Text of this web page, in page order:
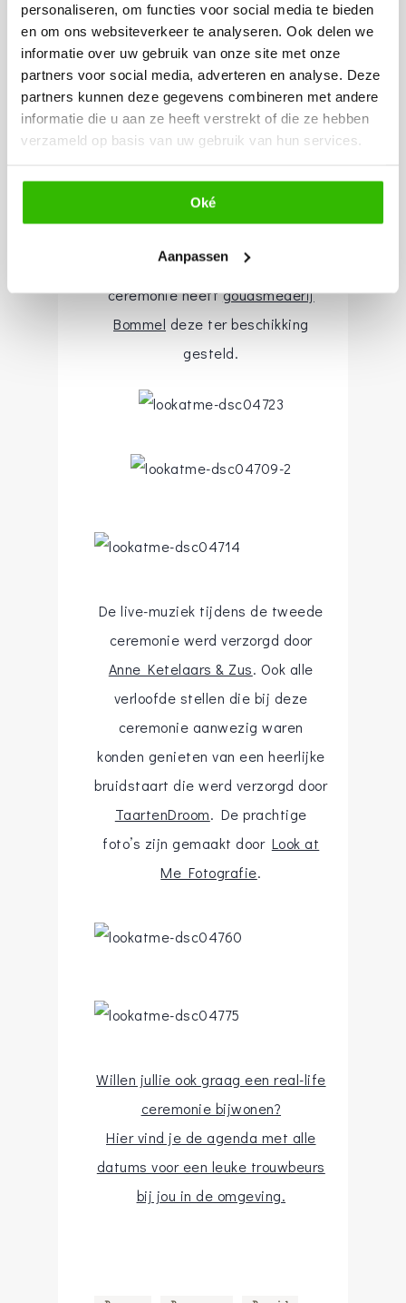
personaliseren, om functies voor social media te bieden
en om ons websiteverkeer te analyseren. Ook delen we
informatie over uw gebruik van onze site met onze
partners voor social media, adverteren en analyse. Deze
partners kunnen deze gegevens combineren met andere
informatie die u aan ze heeft verstrekt of die ze hebben
verzameld op basis van uw gebruik van hun services.
Oké
Aanpassen
gedaan door bruids- en
beautysalon Bella Bellezza. Het
bruidsboeket is verzorgd door
BAROCK style & flowers en voor
deze ceremonie hebben
de bruidsmeisjes gewisseld van
jurk. Ringen worden op het event
bruidspaar en tijdens de tweede
ceremonie heeftgoudsmederij
Bommel deze ter beschikking
gesteld.
De live-muziek tijdens de tweede
ceremonie werd verzorgd door
Anne Ketelaars & Zus. Ook alle
verloofde stellen die bij deze
ceremonie aanwezig waren
konden genieten van een heerlijke
bruidstaart die werd verzorgd door
TaartenDroom. De prachtige
foto’s zijn gemaakt door Look at
Me Fotografie.
Willen jullie ook graag een real-life
ceremonie bijwonen?
Hier vind je de agenda met alle
datums voor een leuke trouwbeurs
bij jou in de omgeving.